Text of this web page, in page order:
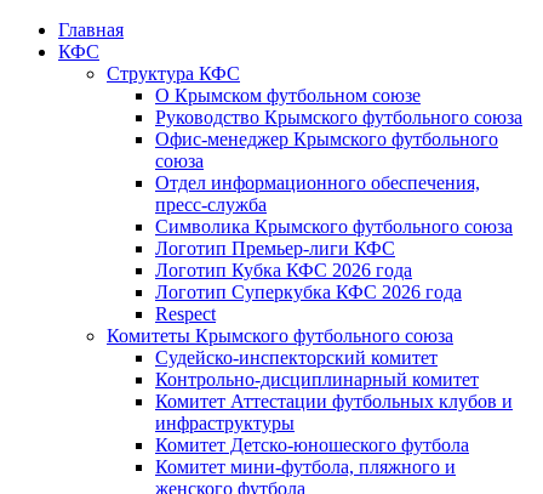
Главная
КФС
Структура КФС
О Крымском футбольном союзе
Руководство Крымского футбольного союза
Офис-менеджер Крымского футбольного
союза
Отдел информационного обеспечения,
пресс-служба
Символика Крымского футбольного союза
Логотип Премьер-лиги КФС
Логотип Кубка КФС 2026 года
Логотип Суперкубка КФС 2026 года
Respect
Комитеты Крымского футбольного союза
Судейско-инспекторский комитет
Контрольно-дисциплинарный комитет
Комитет Аттестации футбольных клубов и
инфраструктуры
Комитет Детско-юношеского футбола
Комитет мини-футбола, пляжного и
женского футбола